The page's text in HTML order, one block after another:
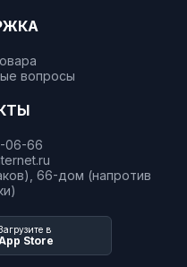
вопросы
06-66
66-дом (напротив
в
Store